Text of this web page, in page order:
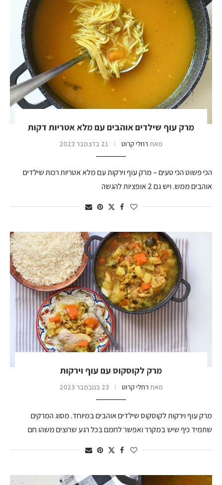
מרק עוף שילדים אוהבים עם מלא אטריות דקות
מאת רחלי קרוט 21 בדצמבר 2023
הכי פשוט הכי טעים – מרק עוף וירקות עם מלא אטריות רכות שילדים
אוהבים ממש. ויש גם 2 אופציות להגשה
מרק לקוסקוס עם עוף וירקות
מאת רחלי קרוט 23 בנובמבר 2023
מרק עוף וירקות לקוסקוס שילדים אוהבים במיוחד. מסוג המרקים
שתמיד כיף שיש במקרר ואפשר לחמם בכל רגע שרוצים משהו חם